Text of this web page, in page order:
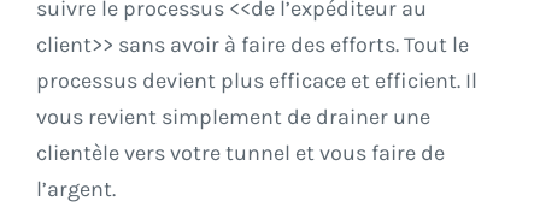
suivre le processus <<de l’expéditeur au
client>> sans avoir à faire des efforts. Tout le
processus devient plus efficace et efficient. Il
vous revient simplement de drainer une
clientèle vers votre tunnel et vous faire de
l’argent.